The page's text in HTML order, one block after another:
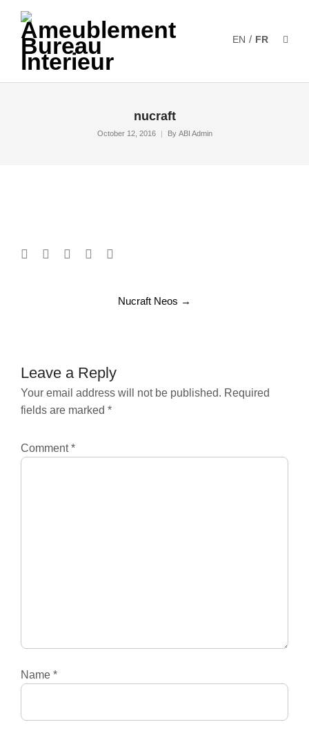
EN / FR
nucraft
October 12, 2016 By ABI Admin
Nucraft Neos →
Leave a Reply
Your email address will not be published. Required
fields are marked *
Comment*
Name *